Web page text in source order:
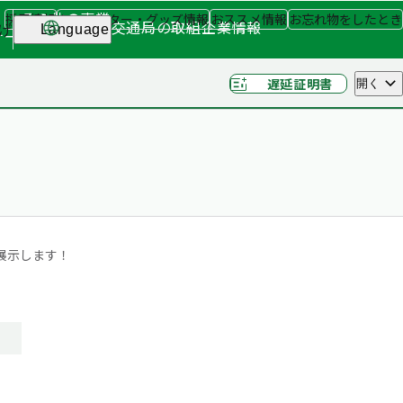
採用情報キャラクター・グッズ情報おススメ情報 お忘れ物をしたとき
Language
その他の事業
（関連事業）交通局の取組企業情報
遅延証明書 開く
します！